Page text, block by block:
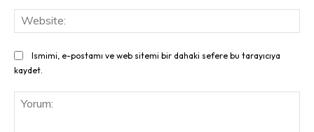
Ismimi, e-postamı ve web sitemi bir dahaki sefere bu tarayıcıya
kaydet.